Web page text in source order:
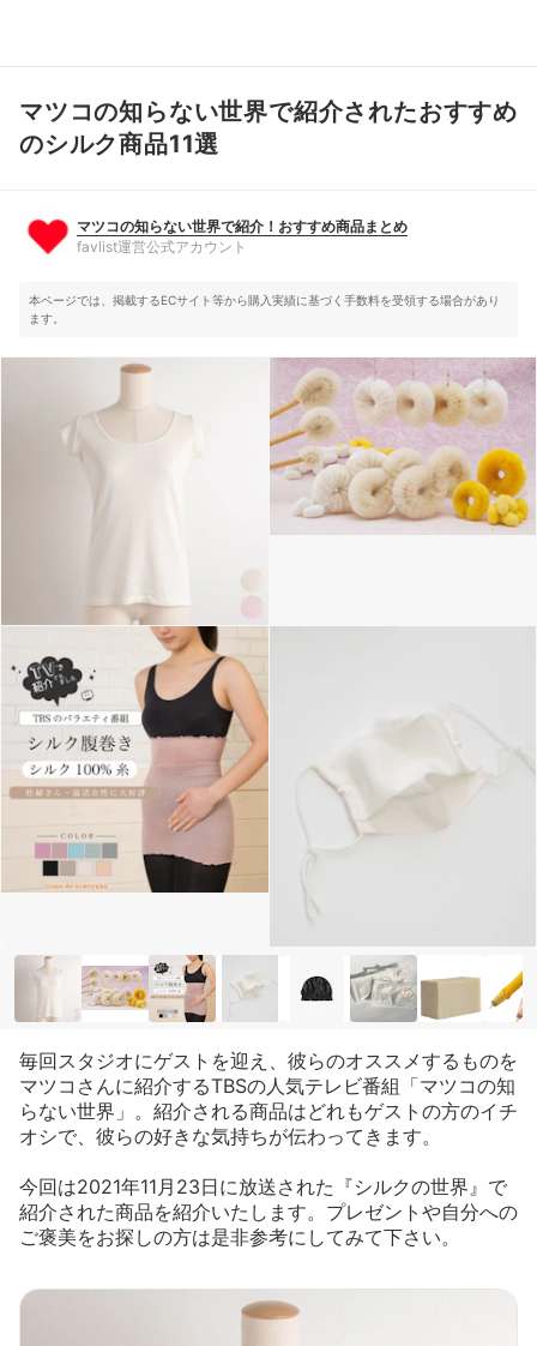
マツコの知らない世界で紹介！おすすめ商品まとめ
favlist運営公式アカウント
マツコの知らない世界で紹介されたおすすめ
のシルク商品11選
マツコの知らない世界で紹介！おすすめ商品まとめ
favlist運営公式アカウント
本ページでは、掲載するECサイト等から購入実績に基づく手数料を受領する場合があり
ます。
毎回スタジオにゲストを迎え、彼らのオススメするものを
マツコさんに紹介するTBSの人気テレビ番組「マツコの知
らない世界」。紹介される商品はどれもゲストの方のイチ
オシで、彼らの好きな気持ちが伝わってきます。
今回は2021年11月23日に放送された『シルクの世界』で
紹介された商品を紹介いたします。プレゼントや自分への
ご褒美をお探しの方は是非参考にしてみて下さい。